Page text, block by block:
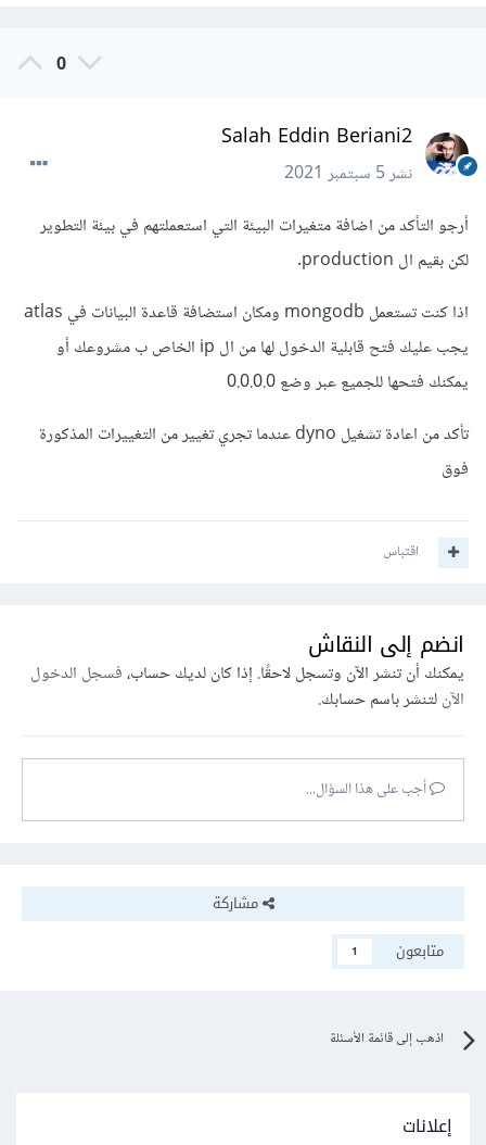
0
Salah Eddin Beriani2
نشر5 سبتمبر 2021
أرجو التأكد من اضافة متغيرات البيئة التي استعملتهم في بيئة التطوير
لكن بقيم ال production.
اذا كنت تستعمل mongodb ومكان استضافة قاعدة البيانات في atlas
يجب عليك فتح قابلية الدخول لها من ال ip الخاص ب مشروعك أو
يمكنك فتحها للجميع عبر وضع 0.0.0.0
تأكد من اعادة تشغيل dyno عندما تجري تغيير من التغييرات المذكورة
فوق
اقتباس
انضم إلى النقاش
يمكنك أن تنشر الآن وتسجل لاحقًا. إذا كان لديك حساب،فسجل الدخول
الآنلتنشر باسم حسابك.
أجب على هذا السؤال...
مشاركة
متابعون
1
اذهب إلى قائمة الأسئلة
إعلانات